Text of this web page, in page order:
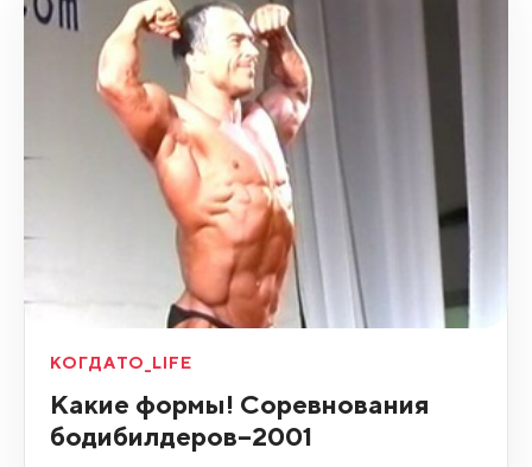
КОГДАТО_LIFE
Какие формы! Соревнования
бодибилдеров–2001